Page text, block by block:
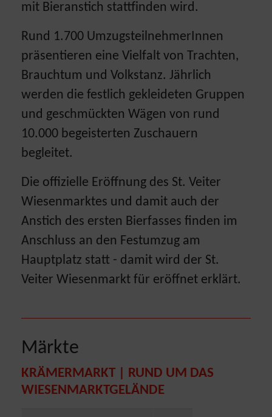
mit Bieranstich stattfinden wird.
Rund 1.700 UmzugsteilnehmerInnen
präsentieren eine Vielfalt von Trachten,
Brauchtum und Volkstanz. Jährlich
werden die festlich gekleideten Gruppen
und geschmückten Wägen von rund
10.000 begeisterten Zuschauern
begleitet.
Die offizielle Eröffnung des St. Veiter
Wiesenmarktes und damit auch der
Anstich des ersten Bierfasses finden im
Anschluss an den Festumzug am
Hauptplatz statt - damit wird der St.
Veiter Wiesenmarkt für eröffnet erklärt.
Märkte
KRÄMERMARKT | RUND UM DAS
WIESENMARKTGELÄNDE